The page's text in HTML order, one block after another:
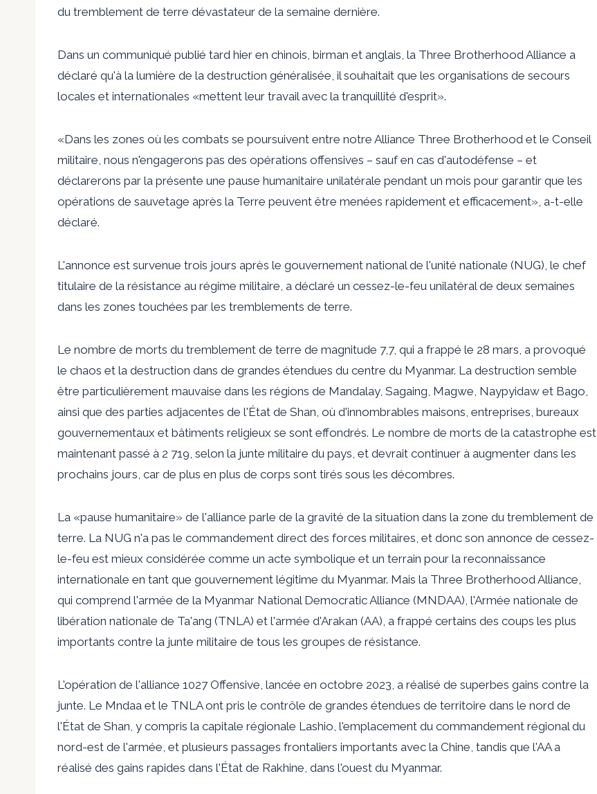
du tremblement de terre dévastateur de la semaine dernière.
Dans un communiqué publié tard hier en chinois, birman et anglais, la Three Brotherhood Alliance a
déclaré qu'à la lumière de la destruction généralisée, il souhaitait que les organisations de secours
locales et internationales «mettent leur travail avec la tranquillité d'esprit».
«Dans les zones où les combats se poursuivent entre notre Alliance Three Brotherhood et le Conseil
militaire, nous n'engagerons pas des opérations offensives – sauf en cas d'autodéfense – et
déclarerons par la présente une pause humanitaire unilatérale pendant un mois pour garantir que les
opérations de sauvetage après la Terre peuvent être menées rapidement et efficacement», a-t-elle
déclaré.
L'annonce est survenue trois jours après le gouvernement national de l'unité nationale (NUG), le chef
titulaire de la résistance au régime militaire, a déclaré un cessez-le-feu unilatéral de deux semaines
dans les zones touchées par les tremblements de terre.
Le nombre de morts du tremblement de terre de magnitude 7,7, qui a frappé le 28 mars, a provoqué
le chaos et la destruction dans de grandes étendues du centre du Myanmar. La destruction semble
être particulièrement mauvaise dans les régions de Mandalay, Sagaing, Magwe, Naypyidaw et Bago,
ainsi que des parties adjacentes de l'État de Shan, où d'innombrables maisons, entreprises, bureaux
gouvernementaux et bâtiments religieux se sont effondrés. Le nombre de morts de la catastrophe est
maintenant passé à 2 719, selon la junte militaire du pays, et devrait continuer à augmenter dans les
prochains jours, car de plus en plus de corps sont tirés sous les décombres.
La «pause humanitaire» de l'alliance parle de la gravité de la situation dans la zone du tremblement de
terre. La NUG n'a pas le commandement direct des forces militaires, et donc son annonce de cessez-
le-feu est mieux considérée comme un acte symbolique et un terrain pour la reconnaissance
internationale en tant que gouvernement légitime du Myanmar. Mais la Three Brotherhood Alliance,
qui comprend l'armée de la Myanmar National Democratic Alliance (MNDAA), l'Armée nationale de
libération nationale de Ta'ang (TNLA) et l'armée d'Arakan (AA), a frappé certains des coups les plus
importants contre la junte militaire de tous les groupes de résistance.
L'opération de l'alliance 1027 Offensive, lancée en octobre 2023, a réalisé de superbes gains contre la
junte. Le Mndaa et le TNLA ont pris le contrôle de grandes étendues de territoire dans le nord de
l'État de Shan, y compris la capitale régionale Lashio, l'emplacement du commandement régional du
nord-est de l'armée, et plusieurs passages frontaliers importants avec la Chine, tandis que l'AA a
réalisé des gains rapides dans l'État de Rakhine, dans l'ouest du Myanmar.